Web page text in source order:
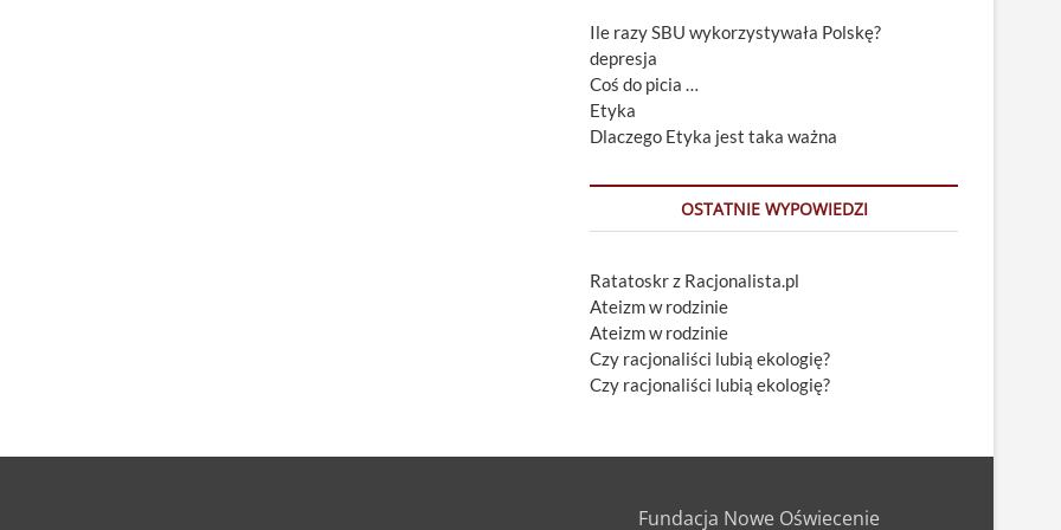
Ile razy SBU wykorzystywała Polskę?
depresja
Coś do picia …
Etyka
Dlaczego Etyka jest taka ważna
OSTATNIE WYPOWIEDZI
Ratatoskr z Racjonalista.pl
Ateizm w rodzinie
Ateizm w rodzinie
Czy racjonaliści lubią ekologię?
Czy racjonaliści lubią ekologię?
Fundacja Nowe Oświecenie